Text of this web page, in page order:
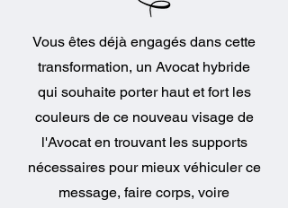
Vous êtes déjà engagés dans cette
transformation, un Avocat hybride
qui souhaite porter haut et fort les
couleurs de ce nouveau visage de
l'Avocat en trouvant les supports
nécessaires pour mieux véhiculer ce
message, faire corps, voire